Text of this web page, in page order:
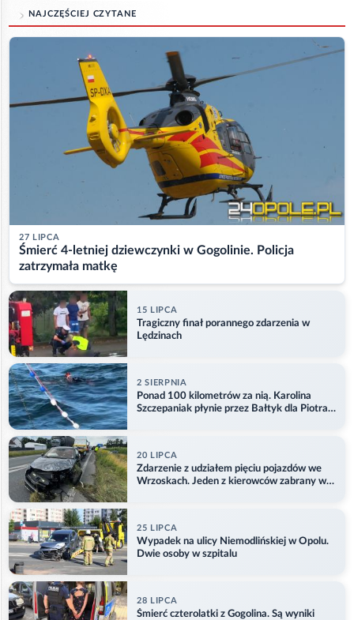
NAJCZĘŚCIEJ CZYTANE
27 LIPCA
Śmierć 4-letniej dziewczynki w Gogolinie. Policja
zatrzymała matkę
15 LIPCA
Tragiczny finał porannego zdarzenia w
Lędzinach
2 SIERPNIA
Ponad 100 kilometrów za nią. Karolina
Szczepaniak płynie przez Bałtyk dla Piotra.
20 LIPCA
Zdarzenie z udziałem pięciu pojazdów we
Wrzoskach. Jeden z kierowców zabrany w
25 LIPCA
Wypadek na ulicy Niemodlińskiej w Opolu.
Dwie osoby w szpitalu
28 LIPCA
Śmierć czterolatki z Gogolina. Są wyniki